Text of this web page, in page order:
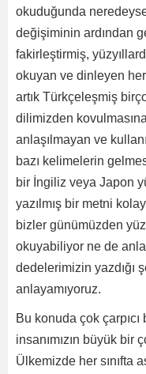
okuduğunda
değişiminin ardından
fakirleştirmiş,
okuyan ve dinleyen
artık Türkçeleşmiş
dilimizden
anlaşılmayan ve
bazı kelimelerin
bir İngiliz veya Japon
yazılmış bir metni
bizler günümüzden
okuyabiliyor ne de
dedelerimizin yazdığı
anlayamıyoruz.
Bu konuda çok
insanımızın büyük bir
Ülkemizde her sınıfta